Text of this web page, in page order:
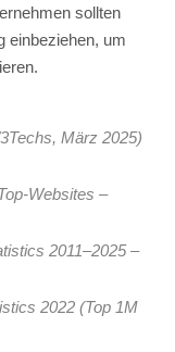
sollten
einbeziehen, um
März 2025)
Websites​ –
2011–2025 –
2022 (Top 1M